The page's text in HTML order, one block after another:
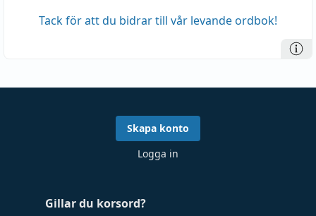
Tack för att du bidrar till vår levande ordbok!
Gillar du korsord?
Skapa konto
Logga in